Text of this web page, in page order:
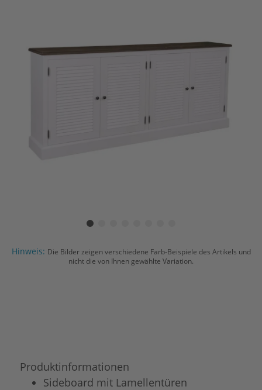
Hinweis: Die Bilder zeigen verschiedene Farb-Beispiele des Artikels und
nicht die von Ihnen gewählte Variation.
Produktinformationen
Sideboard mit Lamellentüren